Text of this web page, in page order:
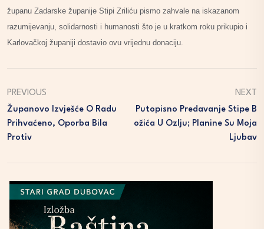
županu Zadarske županije Stipi Zriliću pismo zahvale na iskazanom
razumijevanju, solidarnosti i humanosti što je u kratkom roku prikupio i
Karlovačkoj županiji dostavio ovu vrijednu donaciju.
PREVIOUS
Županovo Izvješće O Radu
Prihvaćeno, Oporba Bila
Protiv
NEXT
Putopisno Predavanje Stipe B
Ožića U Ozlju; Planine Su Moja
Ljubav